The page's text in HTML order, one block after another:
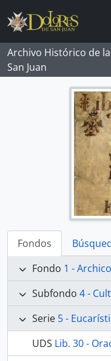
Skip to main content
Archivo Histórico de
San Juan
Fondos
Fondo 1 -
Subfondo 4 -
Serie 5 -
UDS Lib. 30 - Oración Panegírica de la Institución del Sacramento Eucarístico predicada en la Iglesia de S. Juan Baptista y San Juan Evangelista de Málaga, Jueves Santo, dia 14 deAbril de 1740 en que annualmente celebra efta Solemnidad la Hermandad y Cofradía del Smo. Sacramento de dicha